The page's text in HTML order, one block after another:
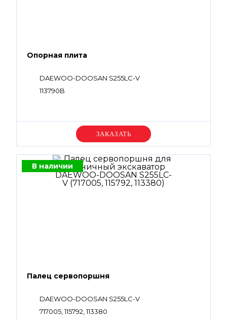
Опорная плита
DAEWOO-DOOSAN S255LC-V
113790B
Уточняйте цену
В наличии
Палец сервопоршня
DAEWOO-DOOSAN S255LC-V
717005, 115792, 113380